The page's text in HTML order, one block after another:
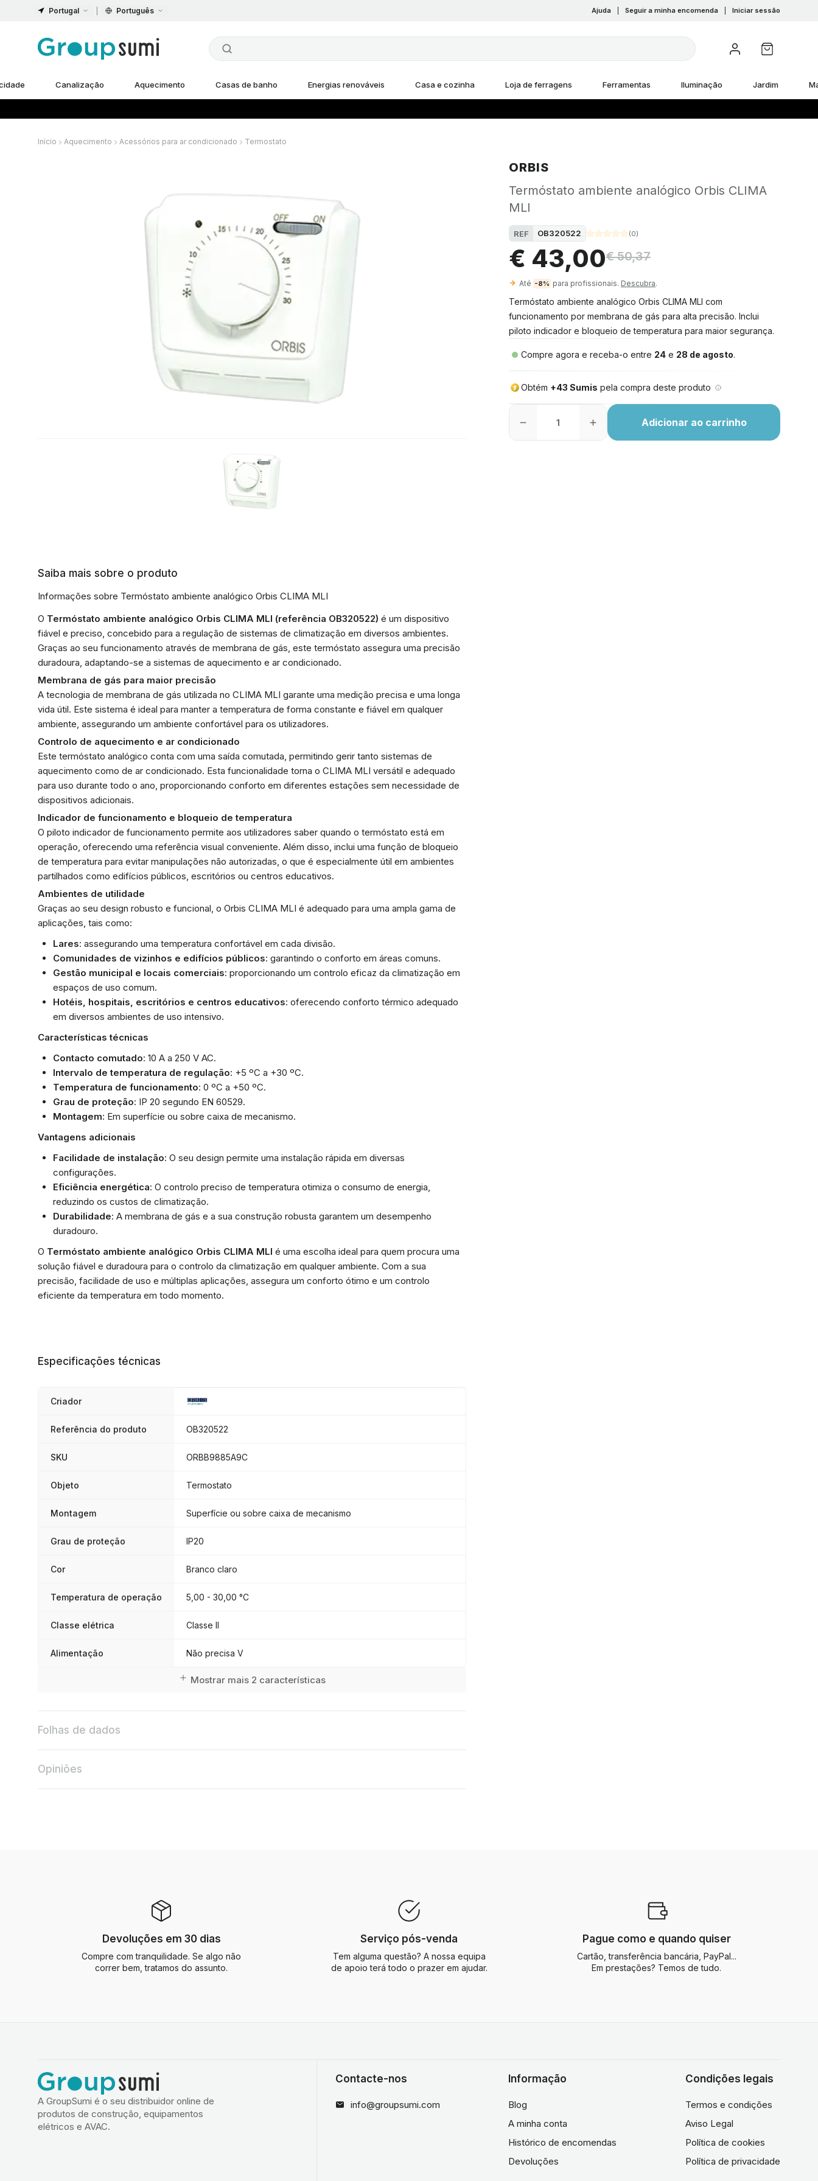
Portugal Português Ajuda Seguir a minha encomenda Iniciar sessão
Canalização Aquecimento Casas de banho Energias renováveis Casa e cozinha Loja de ferragens Ferramentas Iluminação Jardim
Início Aquecimento Acessórios para ar condicionado Termostato
ORBIS
Termóstato ambiente analógico Orbis CLIMA
MLI
REF OB320522 (0)
€ 43,00€ 50,37
Até -8% para profissionais. Descubra.
Termóstato ambiente analógico Orbis CLIMA MLI com
funcionamento por membrana de gás para alta precisão. Inclui
piloto indicador e bloqueio de temperatura para maior segurança.
Compre agora e receba-o entre 24 e 28 de agosto.
Obtém +43 Sumis pela compra deste produto
Adicionar ao carrinho
Saiba mais sobre o produto
Informações sobre Termóstato ambiente analógico Orbis CLIMA MLI
O Termóstato ambiente analógico Orbis CLIMA MLI (referência OB320522) é um dispositivo
fiável e preciso, concebido para a regulação de sistemas de climatização em diversos ambientes.
Graças ao seu funcionamento através de membrana de gás, este termóstato assegura uma precisão
duradoura, adaptando-se a sistemas de aquecimento e ar condicionado.
Membrana de gás para maior precisão
A tecnologia de membrana de gás utilizada no CLIMA MLI garante uma medição precisa e uma longa
vida útil. Este sistema é ideal para manter a temperatura de forma constante e fiável em qualquer
ambiente, assegurando um ambiente confortável para os utilizadores.
Controlo de aquecimento e ar condicionado
Este termóstato analógico conta com uma saída comutada, permitindo gerir tanto sistemas de
aquecimento como de ar condicionado. Esta funcionalidade torna o CLIMA MLI versátil e adequado
para uso durante todo o ano, proporcionando conforto em diferentes estações sem necessidade de
dispositivos adicionais.
Indicador de funcionamento e bloqueio de temperatura
O piloto indicador de funcionamento permite aos utilizadores saber quando o termóstato está em
operação, oferecendo uma referência visual conveniente. Além disso, inclui uma função de bloqueio
de temperatura para evitar manipulações não autorizadas, o que é especialmente útil em ambientes
partilhados como edifícios públicos, escritórios ou centros educativos.
Ambientes de utilidade
Graças ao seu design robusto e funcional, o Orbis CLIMA MLI é adequado para uma ampla gama de
aplicações, tais como:
Lares: assegurando uma temperatura confortável em cada divisão.
Comunidades de vizinhos e edifícios públicos: garantindo o conforto em áreas comuns.
Gestão municipal e locais comerciais: proporcionando um controlo eficaz da climatização em
espaços de uso comum.
Hotéis, hospitais, escritórios e centros educativos: oferecendo conforto térmico adequado
em diversos ambientes de uso intensivo.
Características técnicas
Contacto comutado: 10 A a 250 V AC.
Intervalo de temperatura de regulação: +5 ºC a +30 ºC.
Temperatura de funcionamento: 0 ºC a +50 ºC.
Grau de proteção: IP 20 segundo EN 60529.
Montagem: Em superfície ou sobre caixa de mecanismo.
Vantagens adicionais
Facilidade de instalação: O seu design permite uma instalação rápida em diversas
configurações.
Eficiência energética: O controlo preciso de temperatura otimiza o consumo de energia,
reduzindo os custos de climatização.
Durabilidade: A membrana de gás e a sua construção robusta garantem um desempenho
duradouro.
O Termóstato ambiente analógico Orbis CLIMA MLI é uma escolha ideal para quem procura uma
solução fiável e duradoura para o controlo da climatização em qualquer ambiente. Com a sua
precisão, facilidade de uso e múltiplas aplicações, assegura um conforto ótimo e um controlo
eficiente da temperatura em todo momento.
Especificações técnicas
Criador
Referência do produto OB320522
SKU ORBB9885A9C
Objeto Termostato
Montagem Superfície ou sobre caixa de mecanismo
Grau de proteção IP20
Cor Branco claro
Temperatura de operação 5,00 - 30,00 °C
Classe elétrica Classe II
Alimentação Não precisa V
Mostrar mais 2 características
Folhas de dados
Opiniões
Devoluções em 30 dias
Compre com tranquilidade. Se algo não
correr bem, tratamos do assunto.
Serviço pós-venda
Tem alguma questão? A nossa equipa
de apoio terá todo o prazer em ajudar.
Pague como e quando quiser
Cartão, transferência bancária, PayPal...
Em prestações? Temos de tudo.
A GroupSumi é o seu distribuidor online de
produtos de construção, equipamentos
elétricos e AVAC.
Contacte-nos
info@groupsumi.com
Informação
Blog
A minha conta
Histórico de encomendas
Devoluções
Condições legais
Termos e condições
Aviso Legal
Política de cookies
Política de privacidade